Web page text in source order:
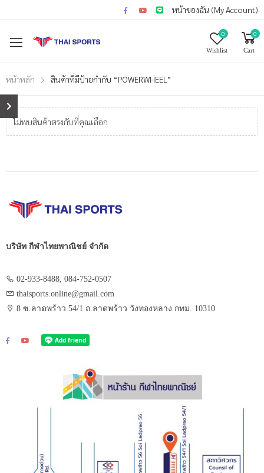
หน้าของฉัน (My Account)
0
Wishlist
0
Cart
หน้าหลัก สินค้าที่มีป้ายกำกับ “POWERWHEEL”
ไม่พบสินค้าตรงกับที่คุณเลือก
บริษัท กีฬาไทยพาณิชย์ จำกัด
02-933-8488, 084-752-0507
thaisports.online@gmail.com
8 ซ.ลาดพร้าว 54/1 ถ.ลาดพร้าว วังทองหลาง กทม. 10310